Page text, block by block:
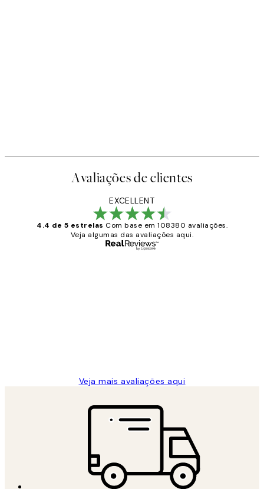
Avaliações de clientes
EXCELLENT
4.4 de 5 estrelas Com base em 108380 avaliações.
Veja algumas das avaliações aqui.
Veja mais avaliações aqui